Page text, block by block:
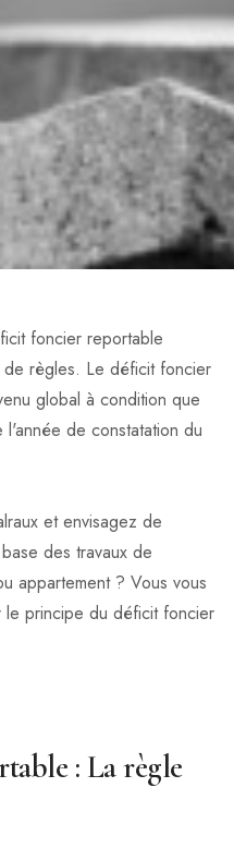
foncier reportable
règles. Le déficit foncier
global à condition que
de constatation du
et envisagez de
des travaux de
appartement ? Vous vous
principe du déficit foncier
: La règle